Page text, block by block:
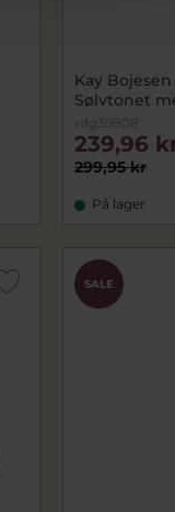
Kay
Sølvtonet
rdg39808
299,95 kr
239,96
På lager
SALE